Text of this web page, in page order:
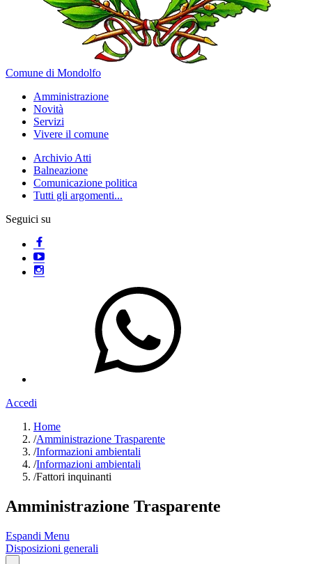
Comune di Mondolfo
Amministrazione
Novità
Servizi
Vivere il comune
Archivio Atti
Balneazione
Comunicazione politica
Tutti gli argomenti...
Seguici su
Accedi
Home
/Amministrazione Trasparente
/Informazioni ambientali
/Informazioni ambientali
/Fattori inquinanti
Amministrazione Trasparente
Espandi Menu
Disposizioni generali